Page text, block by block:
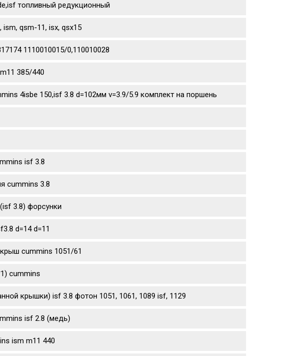
топливный редукционный
ism, qsm-11, isx, qsx15
1110010015/0,110010028
385/440
4isbe 150,isf 3.8 d=102мм v=3.9/5.9 комплект на поршень
isf 3.8
cummins 3.8
3.8) форсунки
d=14 d=11
cummins 1051/61
cummins
крышки) isf 3.8 фотон 1051, 1061, 1089 isf, 1129
isf 2.8 (медь)
ism m11 440